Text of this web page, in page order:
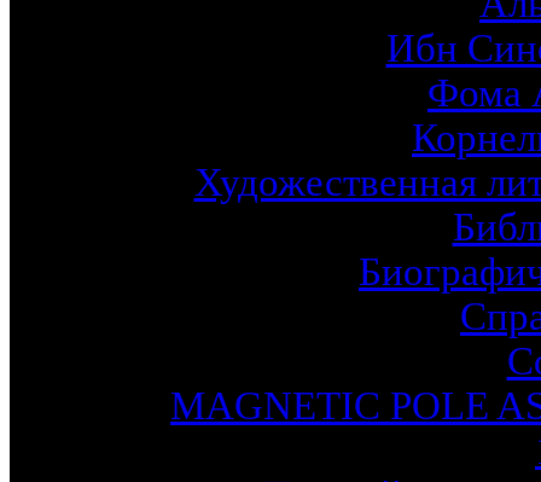
Ибн
Фома
Художественная
MAGNETIC POLE